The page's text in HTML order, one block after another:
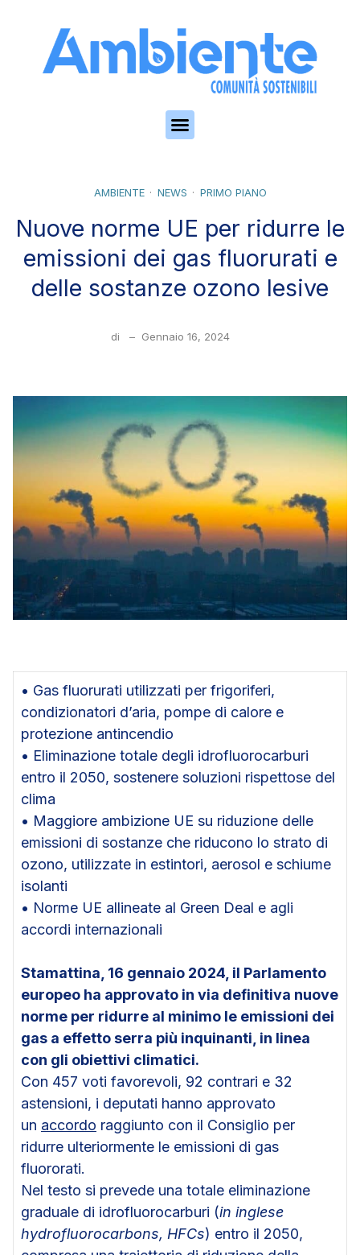
AMBIENTE NEWS PRIMO PIANO
Nuove norme UE per ridurre le
emissioni dei gas fluorurati e
delle sostanze ozono lesive
di – Gennaio 16, 2024
• Gas fluorurati utilizzati per frigoriferi,
condizionatori d’aria, pompe di calore e
protezione antincendio
• Eliminazione totale degli idrofluorocarburi
entro il 2050, sostenere soluzioni rispettose del
clima
• Maggiore ambizione UE su riduzione delle
emissioni di sostanze che riducono lo strato di
ozono, utilizzate in estintori, aerosol e schiume
isolanti
• Norme UE allineate al Green Deal e agli
accordi internazionali
Stamattina, 16 gennaio 2024, il Parlamento
europeo ha approvato in via definitiva nuove
norme per ridurre al minimo le emissioni dei
gas a effetto serra più inquinanti, in linea
con gli obiettivi climatici.
Con 457 voti favorevoli, 92 contrari e 32
astensioni, i deputati hanno approvato
un accordo raggiunto con il Consiglio per
ridurre ulteriormente le emissioni di gas
fluororati.
Nel testo si prevede una totale eliminazione
graduale di idrofluorocarburi (in inglese
hydrofluorocarbons, HFCs) entro il 2050,